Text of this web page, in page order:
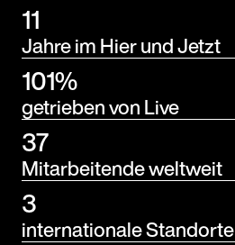
11
Jahre im Hier und Jetzt
101%
getrieben von Live
37
Mitarbeitende weltweit
3
internationale Standorte